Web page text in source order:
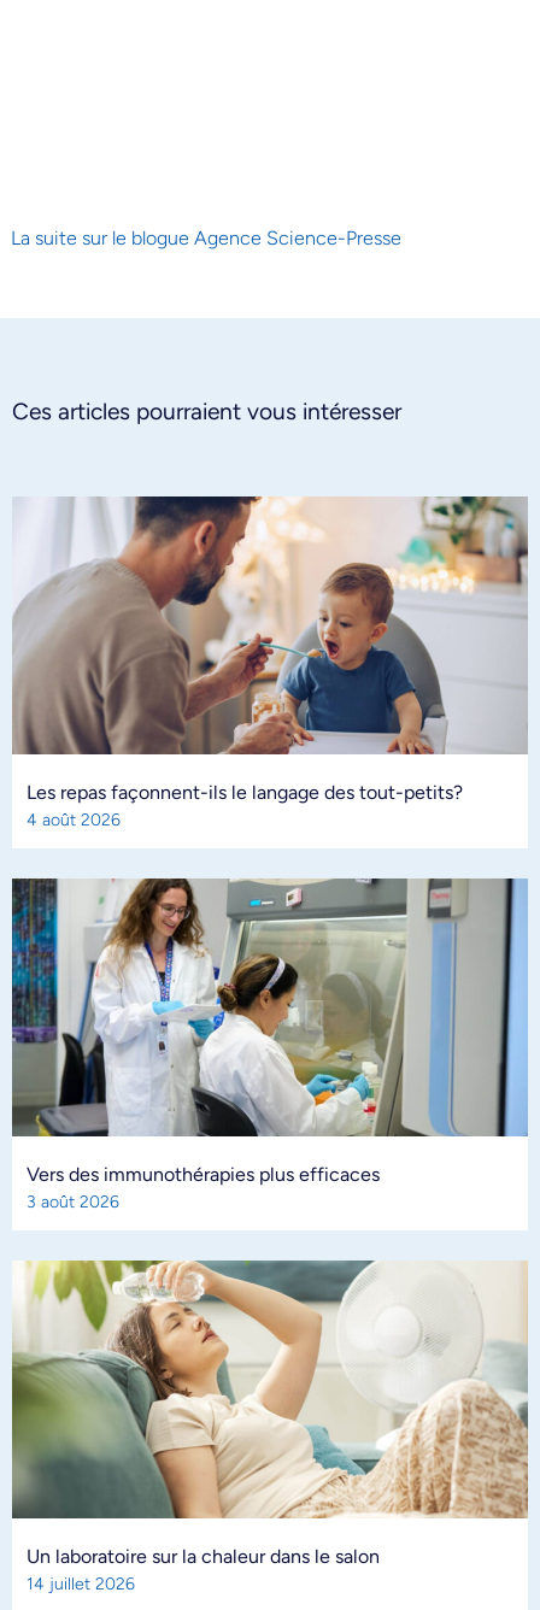
La suite sur le blogue Agence Science-Presse
Ces articles pourraient vous intéresser
Les repas façonnent-ils le langage des tout-petits?
4 août 2026
Vers des immunothérapies plus efficaces
3 août 2026
Un laboratoire sur la chaleur dans le salon
14 juillet 2026